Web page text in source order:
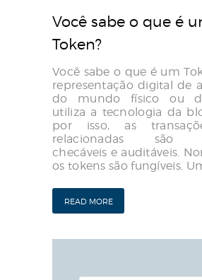
Você sabe o que é
Token?
Você sabe o que é um
representação digital de
do mundo físico ou
utiliza a tecnologia da
por isso, as
relacionadas são
checáveis e auditáveis.
os tokens são fungíveis.
READ MORE